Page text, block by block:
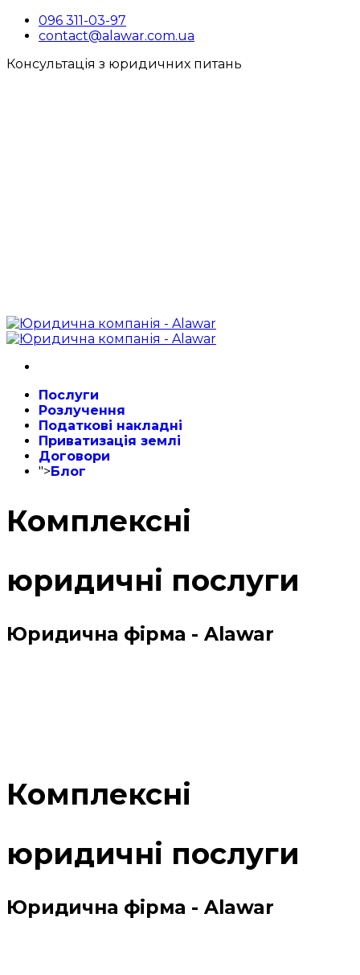
096 311-03-97
contact@alawar.com.ua
Консультація з юридичних питань
Послуги
Розлучення
Податкові накладні
Приватизація землі
Договори
">Блог
Комплексні
юридичні послуги
Юридична фірма - Alawar
Комплексні
юридичні послуги
Юридична фірма - Alawar